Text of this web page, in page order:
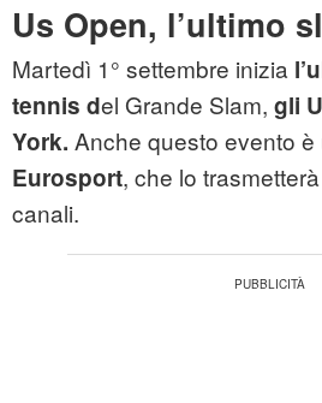
Us Open, l’ultimo
Martedì 1° settembre inizia
tennis del Grande Slam, gli
York. Anche questo evento è
Eurosport, che lo
canali.